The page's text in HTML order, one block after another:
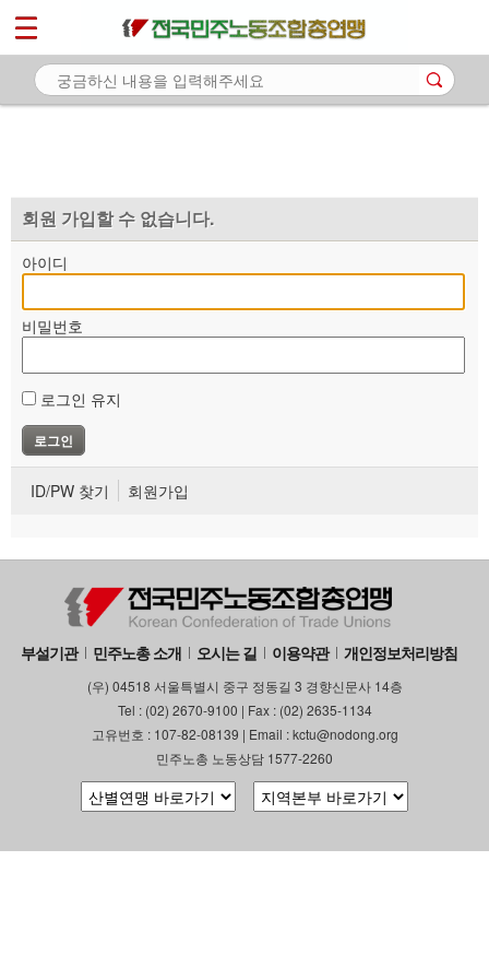
회원 가입할 수 없습니다.
아이디
비밀번호
로그인 유지
ID/PW 찾기 회원가입
부설기관 민주노총 소개 오시는 길 이용약관 개인정보처리방침
(우) 04518 서울특별시 중구 정동길 3 경향신문사 14층
Tel : (02) 2670-9100 | Fax : (02) 2635-1134
고유번호 : 107-82-08139 | Email : kctu@nodong.org
민주노총 노동상담 1577-2260
마이페이지
소개
자료
부설기관